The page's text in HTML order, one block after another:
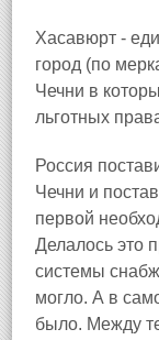
Хасавюрт -
город (по
Чечни в
льготных
Россия
Чечни и
первой
Делалось это
системы
могло. А в
было. Между